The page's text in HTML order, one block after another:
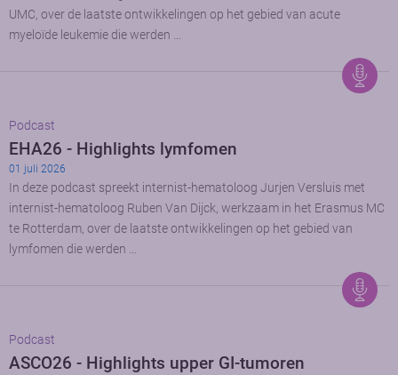
UMC, over de laatste ontwikkelingen op het gebied van acute
myeloïde leukemie die werden …
Podcast
EHA26 - Highlights lymfomen
01 juli 2026
In deze podcast spreekt internist-hematoloog Jurjen Versluis met
internist-hematoloog Ruben Van Dijck, werkzaam in het Erasmus MC
te Rotterdam, over de laatste ontwikkelingen op het gebied van
lymfomen die werden …
Podcast
ASCO26 - Highlights upper GI-tumoren